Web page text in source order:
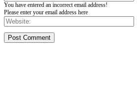
You have entered an incorrect email address!
Please enter your email address here